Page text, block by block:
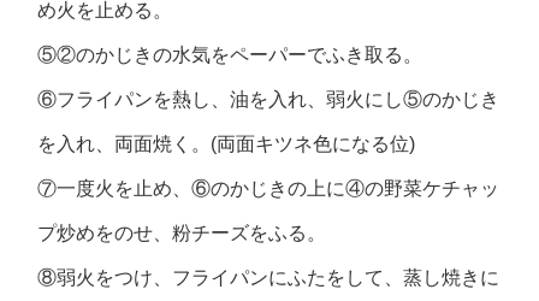
め火を止める。
⑤②のかじきの水気をペーパーでふき取る。
⑥フライパンを熱し、油を入れ、弱火にし⑤のかじき
を入れ、両面焼く。(両面キツネ色になる位)
⑦一度火を止め、⑥のかじきの上に④の野菜ケチャッ
プ炒めをのせ、粉チーズをふる。
⑧弱火をつけ、フライパンにふたをして、蒸し焼きに